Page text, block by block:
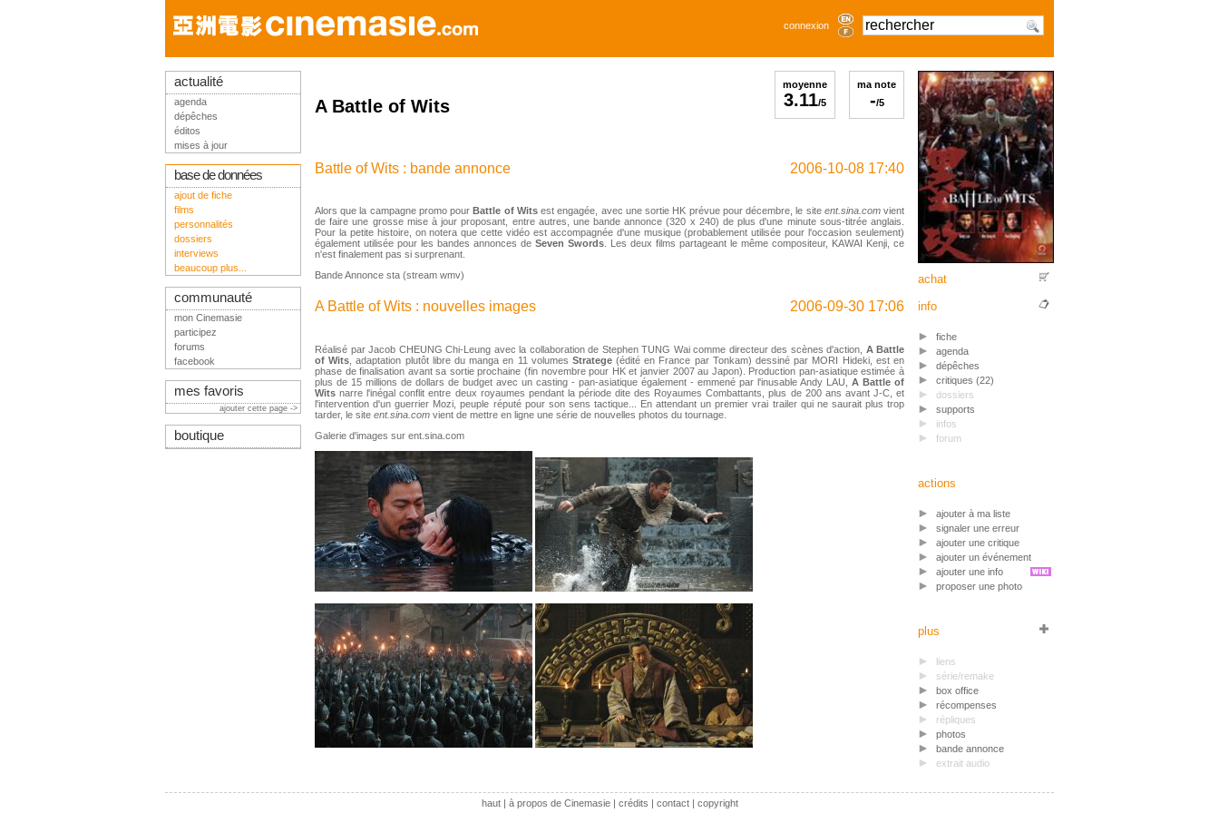
connexion
ma note
-/5
moyenne
3.11/5
A Battle of Wits
2006-10-08 17:40
Battle of Wits : bande annonce
Alors que la campagne promo pourBattle of Witsest engagée, avec une sortie HK prévue pour décembre, le site ent.sina.comvient
de faire une grosse mise à jour proposant, entre autres, une bande annonce (320 x 240) de plus d'une minute sous-titrée anglais.
Pour la petite histoire, on notera que cette vidéo est accompagnée d'une musique (probablement utilisée pour l'occasion seulement)
également utilisée pour les bandes annonces de Seven Swords . Les deux films partageant le même compositeur, KAWAI Kenji, ce
n'est finalement pas si surprenant.
Bande Annonce sta (stream wmv)
2006-09-30 17:06
A Battle of Wits : nouvelles images
Réalisé par Jacob CHEUNG Chi-Leung avec la collaboration de Stephen TUNG Wai comme directeur des scènes d'action, A Battle
of Wits , adaptation plutôt libre du manga en 11 volumes Stratege(édité en France par Tonkam) dessiné par MORI Hideki, est en
phase de finalisation avant sa sortie prochaine (fin novembre pour HK et janvier 2007 au Japon). Production pan-asiatique estimée à
plus de 15 millions de dollars de budget avec un casting - pan-asiatique également - emmené par l'inusable Andy LAU, A Battle of
Wits narre l'inégal conflit entre deux royaumes pendant la période dite des Royaumes Combattants, plus de 200 ans avant J-C, et
l'intervention d'un guerrier Mozi, peuple réputé pour son sens tactique... En attendant un premier vrai trailer qui ne saurait plus trop
tarder, le site ent.sina.com vient de mettre en ligne une série de nouvelles photos du tournage.
Galerie d'images sur ent.sina.com
achat
info
fiche
agenda
dépêches
critiques (22)
dossiers
supports
infos
forum
actions
ajouter à ma liste
signaler une erreur
ajouter une critique
ajouter un événement
ajouter une info
proposer une photo
plus
liens
série/remake
box office
récompenses
répliques
photos
bande annonce
extrait audio
actualité
agenda
dépêches
éditos
mises à jour
base de données
ajout de fiche
films
personnalités
dossiers
interviews
beaucoup plus...
communauté
mon Cinemasie
participez
forums
facebook
mes favoris
ajouter cette page ->
boutique
haut| à propos de Cinemasie| crédits | contact| copyright